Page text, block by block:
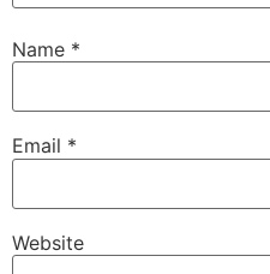
Name *
Email *
Website